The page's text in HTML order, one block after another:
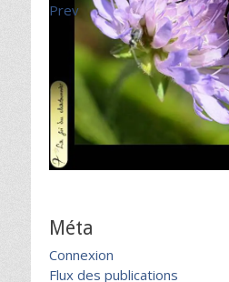
Prev
Méta
Connexion
Flux des publications